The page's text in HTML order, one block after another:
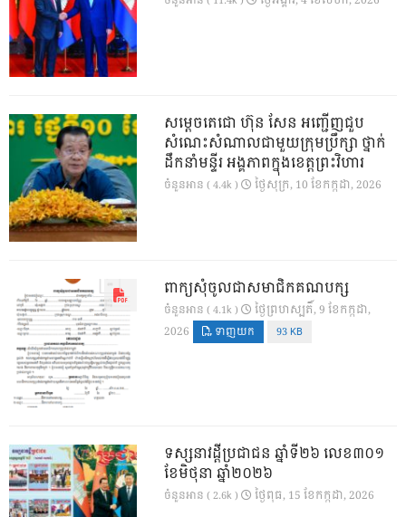
សម្តេចតេជោ ហ៊ុន សែន អញ្ជើញជួប
សំណេះសំណាលជាមួយក្រុមប្រឹក្សា ថ្នាក់
ដឹកនាំមន្ទីរ អង្គភាពក្នុងខេត្តព្រះវិហារ
ចំនួនអាន ( 4.4k ) ថ្ងៃ​សុក្រ, 10 ខែ​កក្កដា, 2026
ពាក្យសុំចូលជាសមាជិកគណបក្ស
ចំនួនអាន ( 4.1k )
ថ្ងៃ​ព្រហស្បតិ៍, 9 ខែ​កក្កដា,
2026
ទាញយក 93 KB
ទស្សនាវដ្ដីប្រជាជន ឆ្នាំទី២៦ លេខ៣០១
ខែមិថុនា ឆ្នាំ២០២៦
ចំនួនអាន ( 2.6k ) ថ្ងៃ​ពុធ, 15 ខែ​កក្កដា, 2026